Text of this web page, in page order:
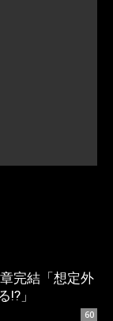
完結「想定外
」
60